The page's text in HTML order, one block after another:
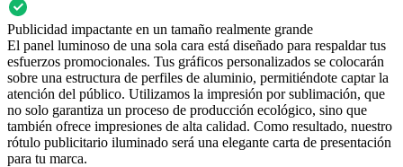
Publicidad impactante en un tamaño realmente grande
El panel luminoso de una sola cara está diseñado para respaldar tus
esfuerzos promocionales. Tus gráficos personalizados se colocarán
sobre una estructura de perfiles de aluminio, permitiéndote captar la
atención del público. Utilizamos la impresión por sublimación, que
no solo garantiza un proceso de producción ecológico, sino que
también ofrece impresiones de alta calidad. Como resultado, nuestro
rótulo publicitario iluminado será una elegante carta de presentación
para tu marca.